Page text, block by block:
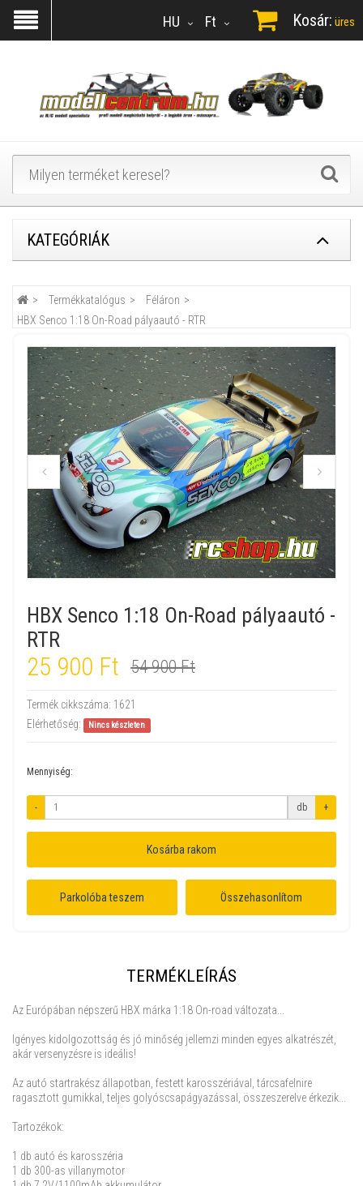
Ft
HU Kosár: üres
KATEGÓRIÁK
Termékkatalógus
Féláron
HBX Senco 1:18 On-Road pályaautó - RTR
HBX Senco 1:18 On-Road pályaautó -
RTR
25 900 Ft 54 900 Ft
Termék cikkszáma: 1621
Elérhetőség:
Nincs készleten
Mennyiség:
- db +
Kosárba rakom
Parkolóba teszem Összehasonlítom
TERMÉKLEÍRÁS
Az Európában népszerű HBX márka 1:18 On-road változata...
Igényes kidolgozottság és jó minőség jellemzi minden egyes alkatrészét,
akár versenyzésre is ideális!
Az autó startrakész állapotban, festett karosszériával, tárcsafelnire
ragasztott gumikkal, teljes golyóscsapágyazással, összeszerelve érkezik...
Tartozékok:
1 db autó és karosszéria
1 db 300-as villanymotor